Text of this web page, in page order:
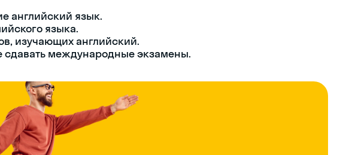
английский язык.
языка.
изучающих английский.
международные экзамены.